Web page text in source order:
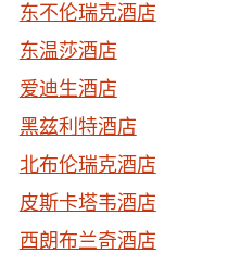
东不伦瑞克酒店
东温莎酒店
爱迪生酒店
黑兹利特酒店
北布伦瑞克酒店
皮斯卡塔韦酒店
西朗布兰奇酒店